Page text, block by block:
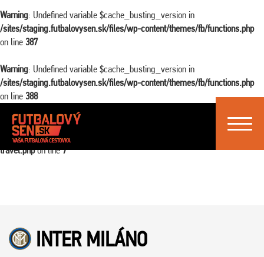
Warning: Undefined variable $cache_busting_version in
/sites/staging.futbalovysen.sk/files/wp-content/themes/fb/functions.php
on line 387
Warning: Undefined variable $cache_busting_version in
/sites/staging.futbalovysen.sk/files/wp-content/themes/fb/functions.php
on line 388
Toggle
Warning: Attempt to read property "ID" on false in
/sites/staging.futbalovysen.sk/files/wp-content/themes/fb/single-
travel.phpon line7
INTER MILÁNO